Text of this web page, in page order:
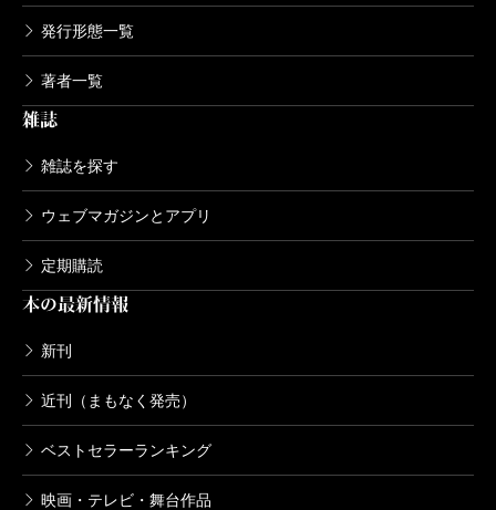
発行形態一覧
著者一覧
雑誌
雑誌を探す
ウェブマガジンとアプリ
定期購読
本の最新情報
新刊
近刊（まもなく発売）
ベストセラーランキング
映画・テレビ・舞台作品